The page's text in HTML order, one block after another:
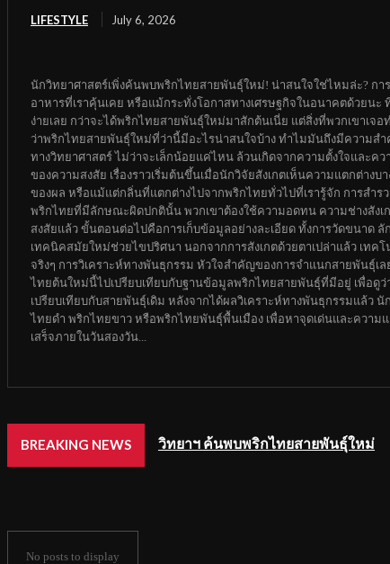
LIFESTYLE July 6, 2026
นักวิทยาศาสตร์เพิ่งค้นพบพริกไทยสายพันธุ์ใหม่! น่าสนใจใช่ไหมล่ะ? ก
อาหารที่เราคุ้นเคย หรือแม้กระทั่งโอกาสทางเศรษฐกิจในอนาคตด้วย
ง่ายเลย กว่าจะได้พริกไทยสายพันธุ์ใหม่มาสักต้นเนี่ย แต่สิ่งที่พวกเขาเจ
ว่าพริกไทยสายพันธุ์ใหม่ที่ว่านี้มีอะไรน่าสนใจบ้าง ทำไมมันถึงมีความส
ทางวิทยาศาสตร์ ไม่ว่าจะเล็กน้อยแค่ไหน ล้วนเกิดจากความตั้งใจและ
ของความสงสัย เรื่องราวเริ่มต้นขึ้นเมื่อนักวิจัยสังเกตเห็นความแตกต่าง
ของผล หรือแม้แต่กลิ่นที่แตกต่างไปจากพริกไทยทั่วไปที่เรารู้จัก การสำ
พริกไทยที่มีลักษณะผิดปกตินั้น พวกเขาต้องใช้ความอดทน ความช่างสังเ
สงสัยแล้ว ขั้นตอนต่อไปคือการเก็บข้อมูลอย่างละเอียด ทั้งการวัดขนา
เทคนิคสมัยใหม่ช่วยไขปริศนา นอกจากการสังเกตด้วยตาเปล่าแล้ว เ
จริงๆ การวิเคราะห์ทางพันธุกรรม หัวใจสำคัญของการจำแนกสายพันธุ์
ไทยต้นใหม่นี้ไปเปรียบเทียบกับฐานข้อมูลพริกไทยสายพันธุ์ที่มีอยู่ เพื่อดู
เปรียบเทียบกับสายพันธุ์เดิม หลังจากได้ผลวิเคราะห์ทางพันธุกรรมแล้ว
ไทยดำ พริกไทยขาว หรือพริกไทยพันธุ์พื้นเมือง เพื่อหาจุดเด่นและความ
เสร็จภายในวันสองวัน...
BREAKING NEWS วิทยาฯ ค้นพบพริกไทยสายพันธุ์ใหม่
No posts to display